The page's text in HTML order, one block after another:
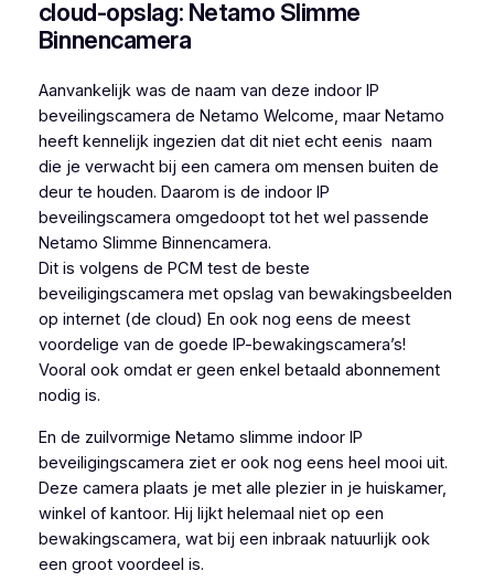
cloud-opslag: Netamo Slimme
Binnencamera
Aanvankelijk was de naam van deze indoor IP
beveilingscamera de Netamo Welcome, maar Netamo
heeft kennelijk ingezien dat dit niet echt eenis naam
die je verwacht bij een camera om mensen buiten de
deur te houden. Daarom is de indoor IP
beveilingscamera omgedoopt tot het wel passende
Netamo Slimme Binnencamera.
Dit is volgens de PCM test de beste
beveiligingscamera met opslag van bewakingsbeelden
op internet (de cloud) En ook nog eens de meest
voordelige van de goede IP-bewakingscamera’s!
Vooral ook omdat er geen enkel betaald abonnement
nodig is.
En de zuilvormige Netamo slimme indoor IP
beveiligingscamera ziet er ook nog eens heel mooi uit.
Deze camera plaats je met alle plezier in je huiskamer,
winkel of kantoor. Hij lijkt helemaal niet op een
bewakingscamera, wat bij een inbraak natuurlijk ook
een groot voordeel is.